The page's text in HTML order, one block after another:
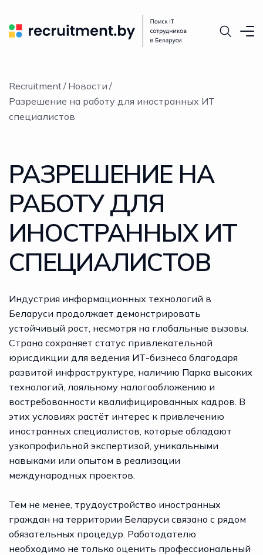
Recruitment Новости
Разрешение на работу для иностранных ИТ
специалистов
РАЗРЕШЕНИЕ НА
РАБОТУ ДЛЯ
ИНОСТРАННЫХ ИТ
СПЕЦИАЛИСТОВ
Индустрия информационных технологий в
Беларуси продолжает демонстрировать
устойчивый рост, несмотря на глобальные вызовы.
Страна сохраняет статус привлекательной
юрисдикции для ведения ИТ-бизнеса благодаря
развитой инфраструктуре, наличию Парка высоких
технологий, лояльному налогообложению и
востребованности квалифицированных кадров. В
этих условиях растёт интерес к привлечению
иностранных специалистов, которые обладают
узкопрофильной экспертизой, уникальными
навыками или опытом в реализации
международных проектов.
Тем не менее, трудоустройство иностранных
граждан на территории Беларуси связано с рядом
обязательных процедур. Работодателю
необходимо не только оценить профессиональный